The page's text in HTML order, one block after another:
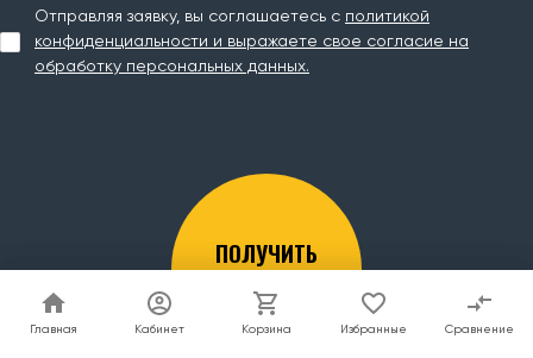
Главная Кабинет Корзина Избранные Сравнение
Главная Кабинет Корзина Избранные Сравнение
Отправляя заявку, вы соглашаетесь с политикой
конфиденциальности и выражаете свое согласие на
обработку персональных данных.
ПОЛУЧИТЬ